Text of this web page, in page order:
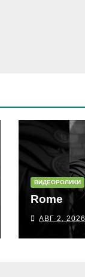
ВИДЕОРОЛИКИ
Rome
АВГ 2, 2026